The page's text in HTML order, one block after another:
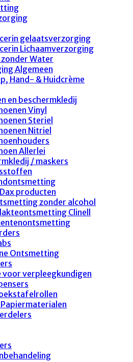
gelaatsverzorging
Lichaamverzorging
zonder Water
Algemeen
Hand- & Huidcrème
en beschermkledij
Vinyl
Steriel
Nitriel
Allerlei
/ maskers
producten
zonder alcohol
Clinell
Ontsmetting
voor verpleegkundigen